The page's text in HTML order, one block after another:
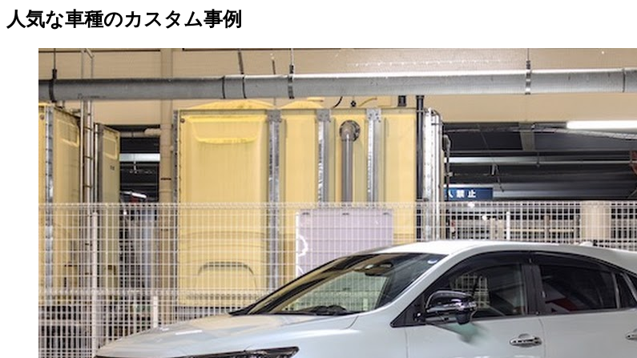
人気な車種のカスタム事例